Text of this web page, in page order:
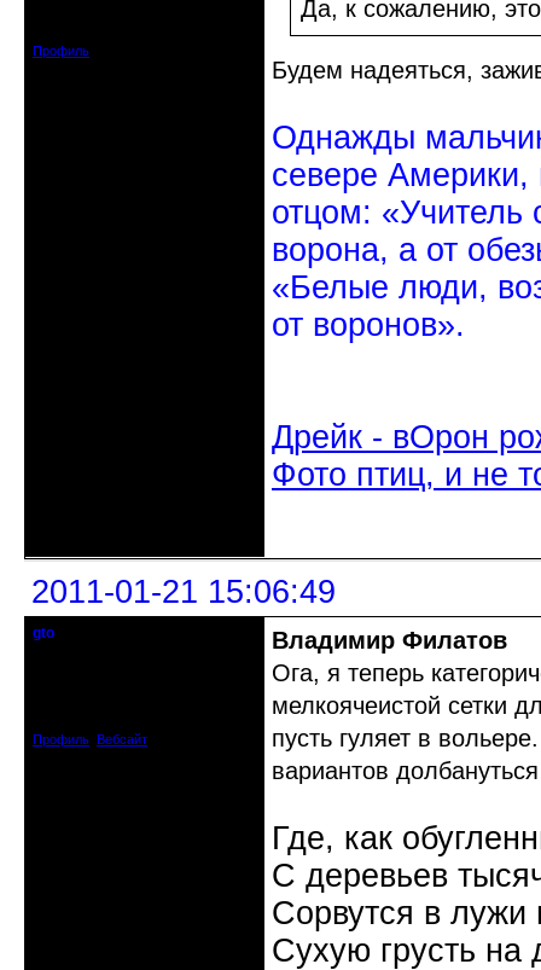
Профиль
Да, к сожалению,
Будем надеяться,
Однажды
севере
отцом: «Учитель
ворона, а от
«Белые люди,
от воронов».
Дрейк - вОрон
Фото птиц, и не
2011-01-21 15:06:49
gto
Профиль Вебсайт
Владимир Филатов
Ога, я теперь
мелкоячеистой сетки
пусть гуляет в
вариантов
Где, как
С деревьев
Сорвутся в лужи
Сухую грусть на